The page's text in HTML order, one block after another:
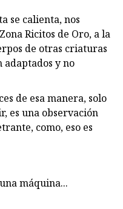
se calienta, nos
Ricitos de Oro, a la
de otras criaturas
adaptados y no
de esa manera, solo
es una observación
como, eso es
máquina...